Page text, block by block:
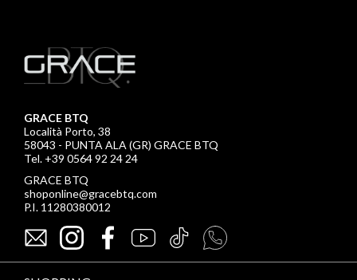
GRACE BTQ
Località Porto, 38
58043 - PUNTA ALA (GR) GRACE BTQ
Tel. +39 0564 92 24 24
GRACE BTQ
shoponline@gracebtq.com
P.I. 11280380012